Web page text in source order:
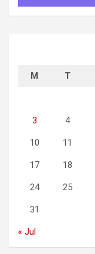
M T
3 4
10 11
17 18
24 25
31
« Jul